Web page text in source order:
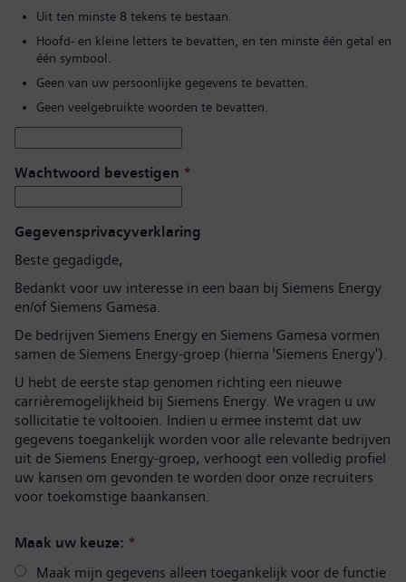
Uit ten minste 8 tekens te bestaan.
Hoofd- en kleine letters te bevatten, en ten minste één getal en
één symbool.
Geen van uw persoonlijke gegevens te bevatten.
Geen veelgebruikte woorden te bevatten.
Wachtwoord bevestigen *
Gegevensprivacyverklaring
Beste gegadigde,
Bedankt voor uw interesse in een baan bij Siemens Energy
en/of Siemens Gamesa.
De bedrijven Siemens Energy en Siemens Gamesa vormen
samen de Siemens Energy-groep (hierna 'Siemens Energy').
U hebt de eerste stap genomen richting een nieuwe
carrièremogelijkheid bij Siemens Energy. We vragen u uw
sollicitatie te voltooien. Indien u ermee instemt dat uw
gegevens toegankelijk worden voor alle relevante bedrijven
uit de Siemens Energy-groep, verhoogt een volledig profiel
uw kansen om gevonden te worden door onze recruiters
voor toekomstige baankansen.
Maak uw keuze: *
Maak mijn gegevens alleen toegankelijk voor de functie